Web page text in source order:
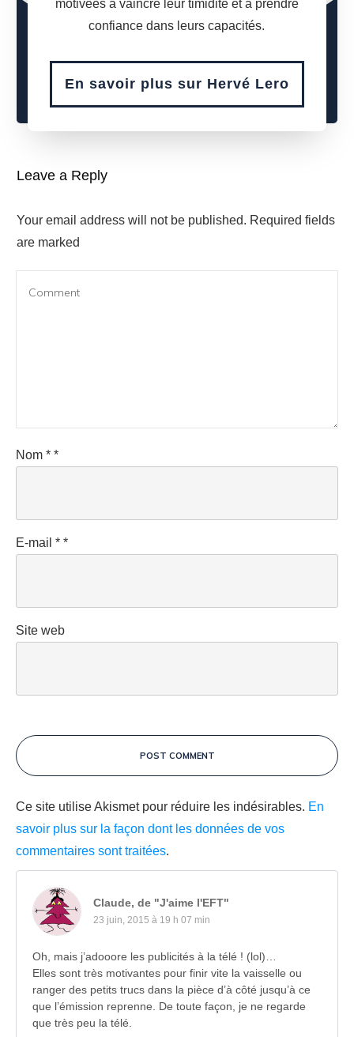
motivées à vaincre leur timidité et à prendre
confiance dans leurs capacités.
En savoir plus sur Hervé Lero
Leave a Reply
Your email address will not be published. Required fields
are marked
Nom * *
E-mail * *
Site web
POST COMMENT
Ce site utilise Akismet pour réduire les indésirables. En
savoir plus sur la façon dont les données de vos
commentaires sont traitées.
Claude, de "J'aime l'EFT"
23 juin, 2015 à 19 h 07 min
Oh, mais j’adooore les publicités à la télé ! (lol)…
Elles sont très motivantes pour finir vite la vaisselle ou
ranger des petits trucs dans la pièce d’à côté jusqu’à ce
que l’émission reprenne. De toute façon, je ne regarde
que très peu la télé.